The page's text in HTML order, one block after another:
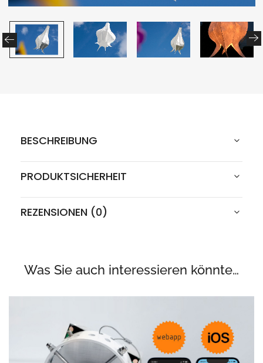
BESCHREIBUNG
PRODUKTSICHERHEIT
REZENSIONEN (0)
Was Sie auch interessieren könnte…